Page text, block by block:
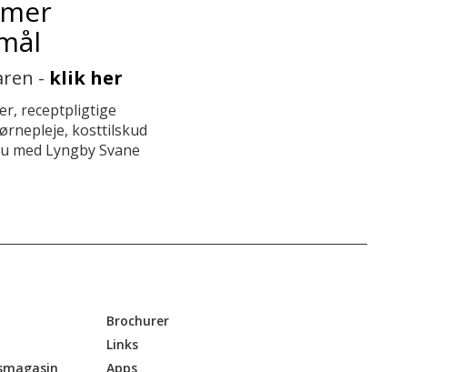
- klik her
receptpligtige
kosttilskud
med Lyngby Svane
Brochurer
Links
Apps